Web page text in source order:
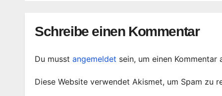
Schreibe einen Kommentar
Du musst angemeldet sein, um einen Kommentar
Diese Website verwendet Akismet, um Spam zu